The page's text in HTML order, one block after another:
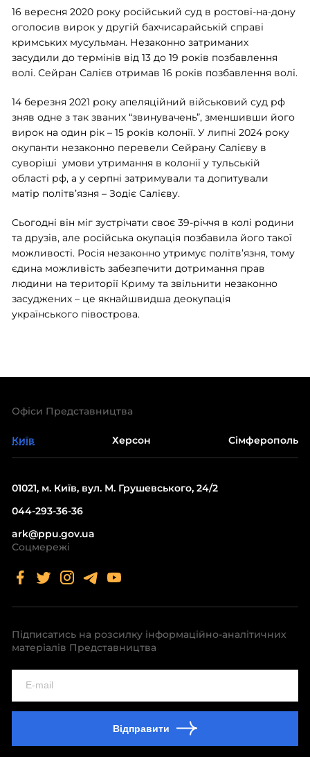
16 вересня 2020 року російський суд в ростові-на-дону
оголосив вирок у другій бахчисарайській справі
кримських мусульман. Незаконно затриманих
засудили до термінів від 13 до 19 років позбавлення
волі. Сейран Салієв отримав 16 років позбавлення волі.
14 березня 2021 року апеляційний військовий суд рф
зняв одне з так званих “звинувачень”, зменшивши його
вирок на один рік – 15 років колонії. У липні 2024 року
окупанти незаконно перевели Сейрану Салієву в
суворіші умови утримання в колонії у тульській
області рф, а у серпні затримували та допитували
матір політв’язня – Зодіє Салієву.
Сьогодні він міг зустрічати своє 39-річчя в колі родини
та друзів, але російська окупація позбавила його такої
можливості. Росія незаконно утримує політв’язня, тому
єдина можливість забезпечити дотримання прав
людини на території Криму та звільнити незаконно
засуджених – це якнайшвидша деокупація
українського півострова.
Офіси Представництва
Київ Херсон Сімферополь
01021, м. Київ, вул. М. Грушевського, 24/2
044-293-36-36
ark@ppu.gov.ua
Соцмережі
Підписатись на розсилку інформаційно-аналітичних
матеріалів Представництва
Відправити